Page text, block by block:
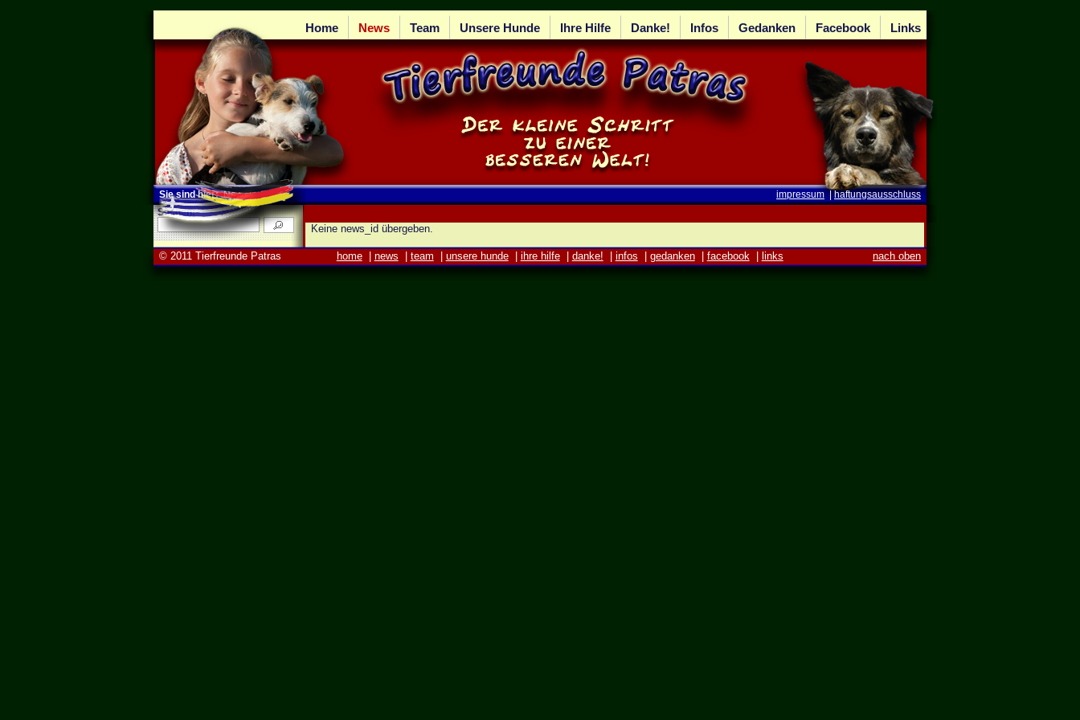
Home News Team Unsere Hunde Ihre Hilfe Danke! Infos Gedanken Facebook Links
Sie sind hier: News impressum|haftungsausschluss
Suchen:
Keine news_id übergeben.
© 2011 Tierfreunde Patras nach oben
home| news team unsere hunde| ihre hilfe| danke! infos gedanken| facebook links